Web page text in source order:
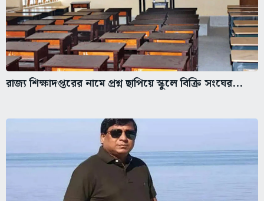
রাজ্য শিক্ষাদপ্তরের নামে প্রশ্ন ছাপিয়ে স্কুলে বিক্রি সংঘের...